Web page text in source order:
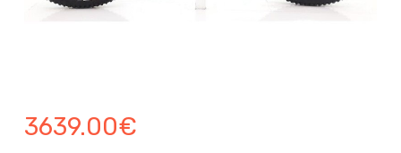
3639.00€